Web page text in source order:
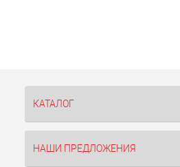
КАТАЛОГ
НАШИ ПРЕДЛОЖЕНИЯ